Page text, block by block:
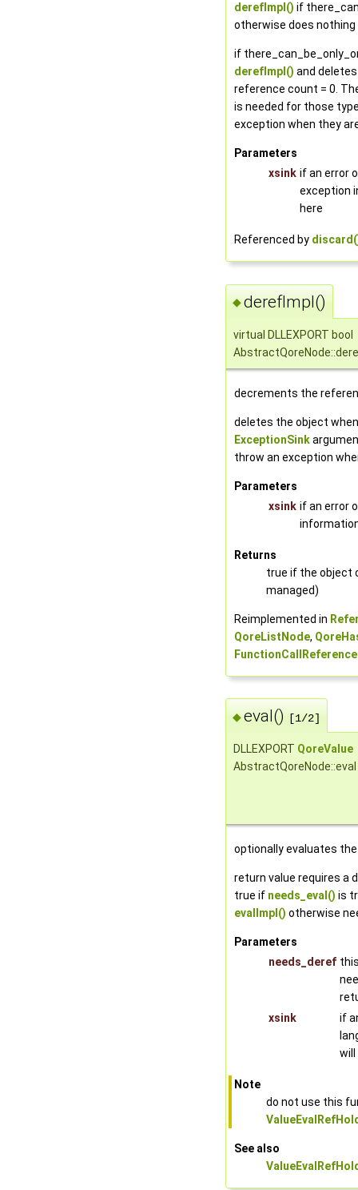
derefImpl() if
otherwise does nothing
if
derefImpl() and
reference count = 0.
is needed for those
exception when they
Parameters
xsink if an error
exception
here
Referenced by
◆derefImpl()
virtual DLLEXPORT bool
decrements the
deletes the object
ExceptionSink
throw an exception
Parameters
xsink if an error
Returns
true if the object
managed)
Reimplemented in
QoreListNode,
◆eval() [1/2]
DLLEXPORT QoreValue
AbstractQoreNode::eval
optionally evaluates
return value requires a
true if needs_eval() is
evalImpl() otherwise
Parameters
needs_deref
xsink
if
will
Note
do not use this
See also